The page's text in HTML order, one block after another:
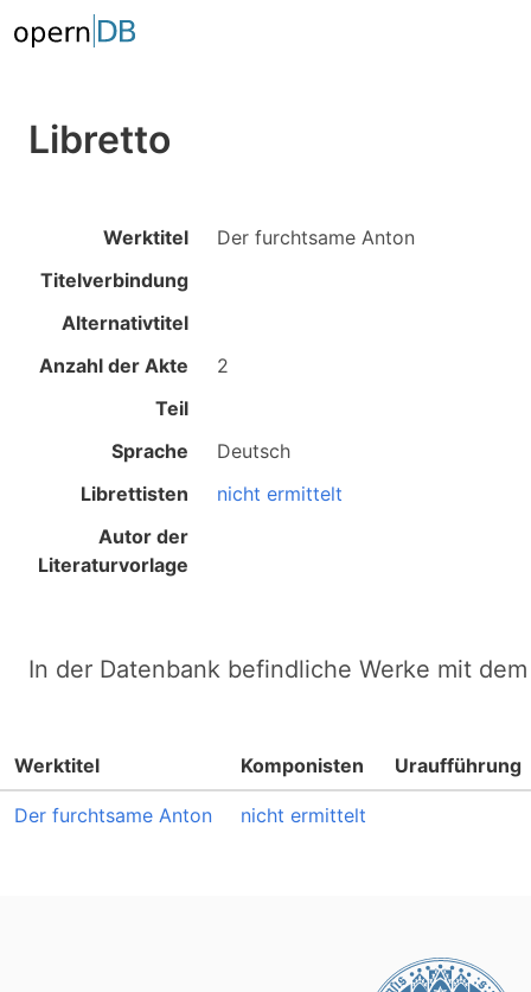
Libretto
Werktitel
Der furchtsame Anton
Titelverbindung
Alternativtitel
Anzahl der Akte
2
Teil
Sprache
Deutsch
Librettisten
nicht ermittelt
Autor der
Literaturvorlage
In der Datenbank befindliche Werke mit
Werktitel Komponisten Uraufführung
Der furchtsame Anton nicht ermittelt